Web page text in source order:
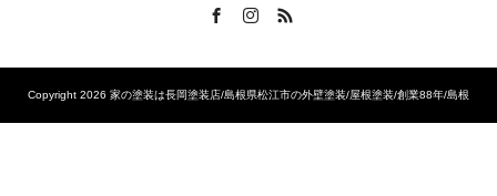
FacebookInstagram
Copyright 2026 家の塗装は長岡塗装店/島根県松江市の外壁塗装/屋根塗装/創業88年/島根